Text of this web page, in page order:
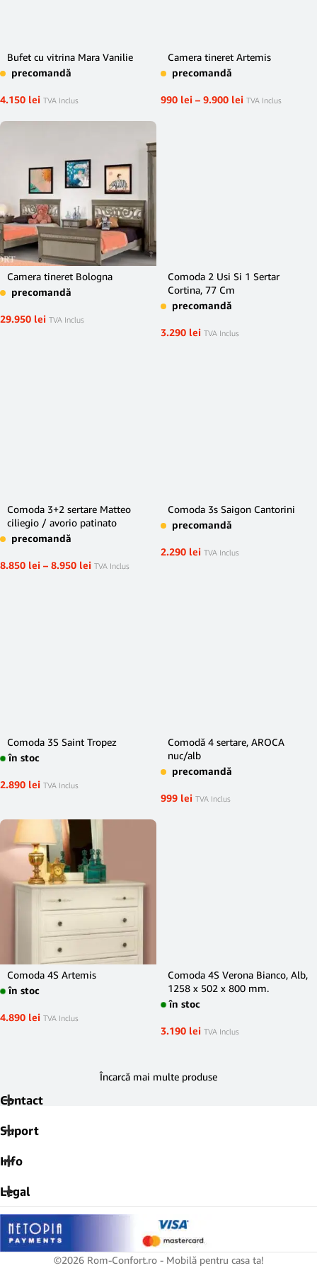
Bufet cu vitrina Mara Vanilie
precomandă
4.150 lei TVA Inclus
Camera tineret Artemis
precomandă
990 lei – 9.900 lei TVA Inclus
Camera tineret Bologna
precomandă
29.950 lei TVA Inclus
Comoda 2 Usi Si 1 Sertar
Cortina, 77 Cm
precomandă
3.290 lei TVA Inclus
Comoda 3+2 sertare Matteo
ciliegio / avorio patinato
precomandă
8.850 lei – 8.950 lei TVA Inclus
Comoda 3s Saigon Cantorini
precomandă
2.290 lei TVA Inclus
Comoda 3S Saint Tropez
în stoc
2.890 lei TVA Inclus
Comodă 4 sertare, AROCA
nuc/alb
precomandă
999 lei TVA Inclus
Comoda 4S Artemis
în stoc
4.890 lei TVA Inclus
Comoda 4S Verona Bianco, Alb,
1258 x 502 x 800 mm.
în stoc
3.190 lei TVA Inclus
Încarcă mai multe produse
Contact
Suport
Info
Legal
©2026 Rom-Confort.ro - Mobilă pentru casa ta!